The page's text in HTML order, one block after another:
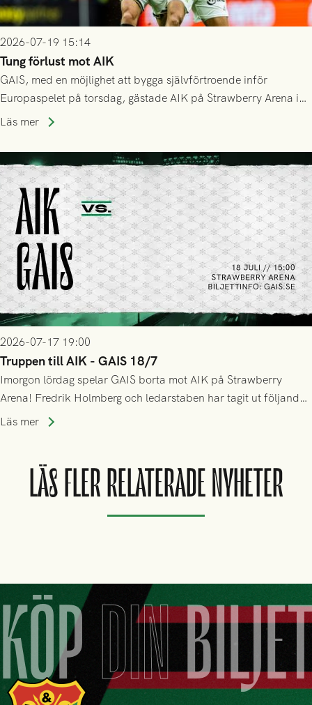
2026-07-19 15:14
Tung förlust mot AIK
GAIS, med en möjlighet att bygga självförtroende inför
Europaspelet på torsdag, gästade AIK på Strawberry Arena i
Stockholm . Men trots konstant hotande i första halvlek av
lyckades få in 2-0.
Läs mer
2026-07-17 19:00
Truppen till AIK - GAIS 18/7
Imorgon lördag spelar GAIS borta mot AIK på Strawberry
Arena! Fredrik Holmberg och ledarstaben har tagit ut följande
trupp till matchen:
Läs mer
LÄS FLER RELATERADE NYHETER
KÖPDIN